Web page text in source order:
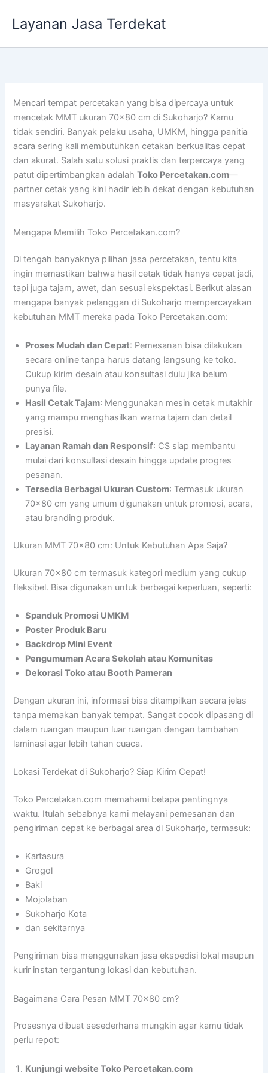
Layanan Jasa Terdekat
Mencari tempat percetakan yang bisa dipercaya untuk
mencetak MMT ukuran 70×80 cm di Sukoharjo? Kamu
tidak sendiri. Banyak pelaku usaha, UMKM, hingga panitia
acara sering kali membutuhkan cetakan berkualitas cepat
dan akurat. Salah satu solusi praktis dan terpercaya yang
patut dipertimbangkan adalahToko Percetakan.com—
partner cetak yang kini hadir lebih dekat dengan kebutuhan
masyarakat Sukoharjo.
Mengapa Memilih Toko Percetakan.com?
Di tengah banyaknya pilihan jasa percetakan, tentu kita
ingin memastikan bahwa hasil cetak tidak hanya cepat jadi,
tapi juga tajam, awet, dan sesuai ekspektasi. Berikut alasan
mengapa banyak pelanggan di Sukoharjo mempercayakan
kebutuhan MMT mereka pada Toko Percetakan.com:
Proses Mudah dan Cepat: Pemesanan bisa dilakukan
secara online tanpa harus datang langsung ke toko.
Cukup kirim desain atau konsultasi dulu jika belum
punya file.
Hasil Cetak Tajam: Menggunakan mesin cetak mutakhir
yang mampu menghasilkan warna tajam dan detail
presisi.
Layanan Ramah dan Responsif: CS siap membantu
mulai dari konsultasi desain hingga update progres
pesanan.
Tersedia Berbagai Ukuran Custom: Termasuk ukuran
70×80 cm yang umum digunakan untuk promosi, acara,
atau branding produk.
Ukuran MMT 70×80 cm: Untuk Kebutuhan Apa Saja?
Ukuran 70×80 cm termasuk kategori medium yang cukup
fleksibel. Bisa digunakan untuk berbagai keperluan, seperti:
Spanduk Promosi UMKM
Poster Produk Baru
Backdrop Mini Event
Pengumuman Acara Sekolah atau Komunitas
Dekorasi Toko atau Booth Pameran
Dengan ukuran ini, informasi bisa ditampilkan secara jelas
tanpa memakan banyak tempat. Sangat cocok dipasang di
dalam ruangan maupun luar ruangan dengan tambahan
laminasi agar lebih tahan cuaca.
Lokasi Terdekat di Sukoharjo? Siap Kirim Cepat!
Toko Percetakan.com memahami betapa pentingnya
waktu. Itulah sebabnya kami melayani pemesanan dan
pengiriman cepat ke berbagai area di Sukoharjo, termasuk:
Kartasura
Grogol
Baki
Mojolaban
Sukoharjo Kota
dan sekitarnya
Pengiriman bisa menggunakan jasa ekspedisi lokal maupun
kurir instan tergantung lokasi dan kebutuhan.
Bagaimana Cara Pesan MMT 70×80 cm?
Prosesnya dibuat sesederhana mungkin agar kamu tidak
perlu repot:
Kunjungi website Toko Percetakan.com